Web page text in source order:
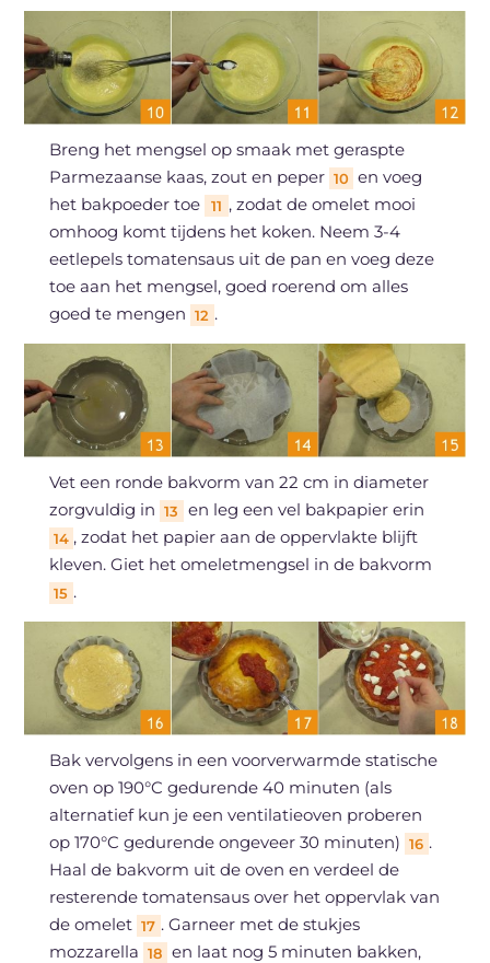
Breng het mengsel op smaak met geraspte
Parmezaanse kaas, zout en peper 10 en voeg
het bakpoeder toe
11 , zodat de omelet mooi
omhoog komt tijdens het koken. Neem 3-4
eetlepels tomatensaus uit de pan en voeg deze
toe aan het mengsel, goed roerend om alles
goed te mengen 12 .
Vet een ronde bakvorm van 22 cm in diameter
zorgvuldig in 13 en leg een vel bakpapier erin
14 , zodat het papier aan de oppervlakte blijft
kleven. Giet het omeletmengsel in de bakvorm
15 .
Bak vervolgens in een voorverwarmde statische
oven op 190°C gedurende 40 minuten (als
alternatief kun je een ventilatieoven proberen
op 170°C gedurende ongeveer 30 minuten) 16 .
Haal de bakvorm uit de oven en verdeel de
resterende tomatensaus over het oppervlak van
de omelet 17 . Garneer met de stukjes
mozzarella 18 en laat nog 5 minuten bakken,